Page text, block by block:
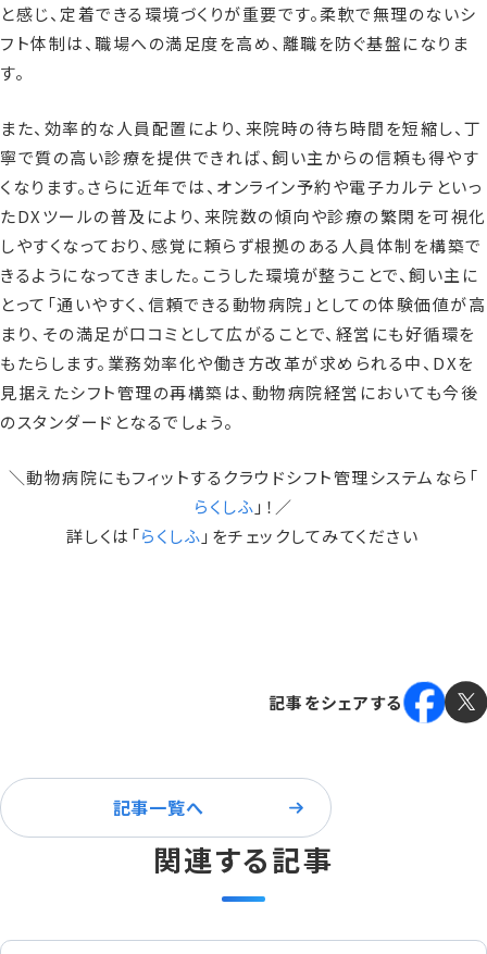
と感じ、定着できる環境づくりが重要です。柔軟で無理のないシ
フト体制は、職場への満足度を高め、離職を防ぐ基盤になりま
す。
また、効率的な人員配置により、来院時の待ち時間を短縮し、丁
寧で質の高い診療を提供できれば、飼い主からの信頼も得やす
くなります。さらに近年では、オンライン予約や電子カルテといっ
たDXツールの普及により、来院数の傾向や診療の繁閑を可視化
しやすくなっており、感覚に頼らず根拠のある人員体制を構築で
きるようになってきました。こうした環境が整うことで、飼い主に
とって「通いやすく、信頼できる動物病院」としての体験価値が高
まり、その満足が口コミとして広がることで、経営にも好循環を
もたらします。業務効率化や働き方改革が求められる中、DXを
見据えたシフト管理の再構築は、動物病院経営においても今後
のスタンダードとなるでしょう。
＼動物病院にもフィットするクラウドシフト管理システムなら「
らくしふ 」！／
詳しくは「らくしふ 」をチェックしてみてください
記事をシェアする
記事一覧へ
関連する記事